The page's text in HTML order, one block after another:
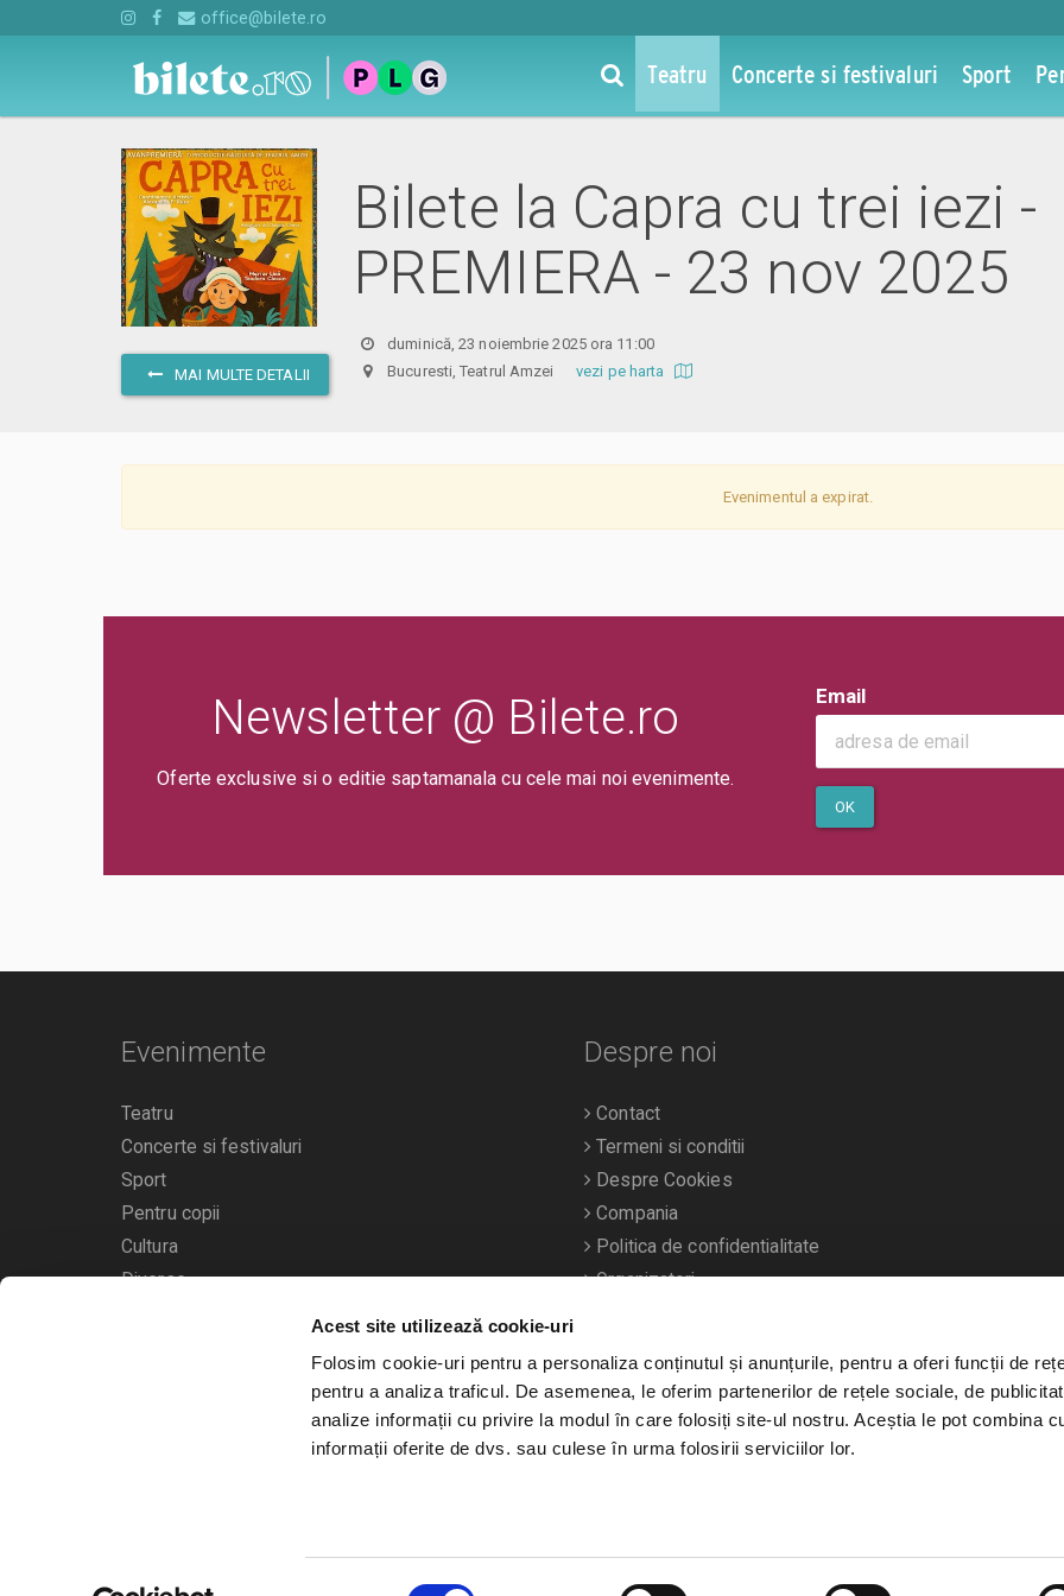
Acest site utilizează cookie-uri
Folosim cookie-uri pentru a personaliza conținutul și anunțurile, pentru a oferi funcții de
pentru a analiza traficul. De asemenea, le oferim partenerilor de rețele sociale, de
analize informații cu privire la modul în care folosiți site-ul nostru. Aceștia le pot combina
informații oferite de dvs. sau culese în urma folosirii serviciilor lor.
office@bilete.ro
Teatru Concerte si festivaluri Sport
MAI MULTE DETALII
Bilete la Capra cu trei iezi -
PREMIERA - 23 nov 2025
duminică, 23 noiembrie 2025 ora 11:00
Bucuresti, Teatrul Amzeivezi pe harta
Evenimentul a expirat.
Newsletter @ Bilete.ro
Oferte exclusive si o editie saptamanala cu cele mai noi evenimente.
Email
OK
Evenimente
Teatru
Concerte si festivaluri
Sport
Pentru copii
Cultura
Diverse
Calendarul evenimentelor
Despre noi
Contact
Termeni si conditii
Despre Cookies
Compania
Politica de confidentialitate
Organizatori
Bilete.ro